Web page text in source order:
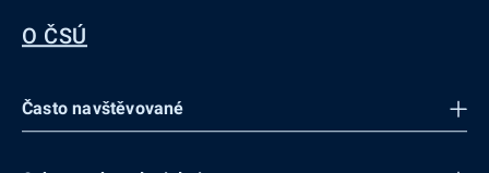
O ČSÚ
Často navštěvované